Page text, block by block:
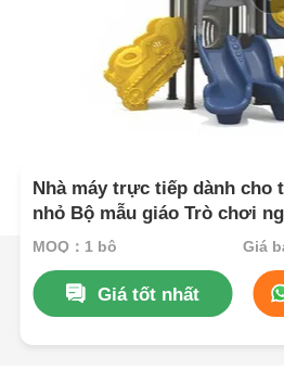
Nhà máy trực tiếp dành cho
nhỏ Bộ mẫu giáo Trò chơi
Thiết kế mới Đồ chơi giải trí
MOQ：1 bộ
Giá tốt nhất